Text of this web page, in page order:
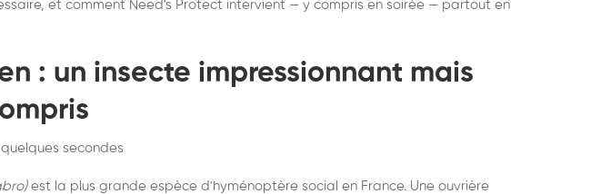
et comment Need's Protect intervient — y compris en soirée — partout en
: un insecte impressionnant mais
secondes
est la plus grande espèce d'hyménoptère social en France. Une ouvrière